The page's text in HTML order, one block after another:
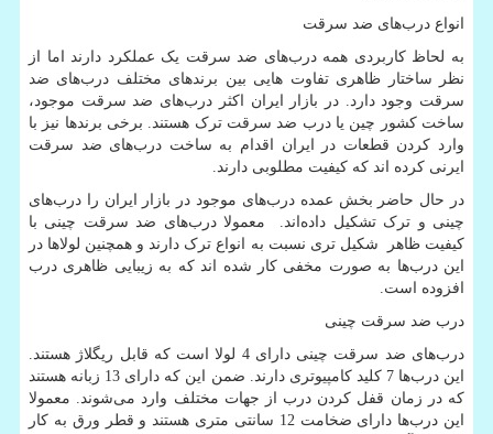
انواع دربهای ضد سرقت
به لحاظ کاربردی همه دربهای ضد سرقت یک عملکرد دارند اما از
نظر ساختار ظاهری تفاوت هایی بین برندهای مختلف دربهای ضد
سرقت وجود دارد. در بازار ایران اکثر دربهای ضد سرقت موجود،
ساخت کشور چین یا درب ضد سرقت ترک هستند. برخی برندها نیز با
وارد کردن قطعات در ایران اقدام به ساخت دربهای ضد سرقت
ایرنی کرده اند که کیفیت مطلوبی دارند.
در حال حاضر بخش عمده دربهای موجود در بازار ایران را دربهای
چینی و ترک تشکیل داده اند. معمولا دربهای ضد سرقت چینی با
کیفیت ظاهر شکیل تری نسبت به انواع ترک دارند و همچنین لولاها در
این دربها به صورت مخفی کار شده اند که به زیبایی ظاهری درب
افزوده است.
درب ضد سرقت چینی
درب
های ضد سرقت چینی دارای 4 لولا است که قابل ریگلاژ هستند.
این درب
ها 7 کلید کامپیوتری دارند. ضمن این که دارای 13 زبانه هستند
که در زمان قفل کردن درب از جهات مختلف وارد میشوند. معمولا
این درب
ها دارای ضخامت 12 سانتی متری هستند و قطر ورق به کار